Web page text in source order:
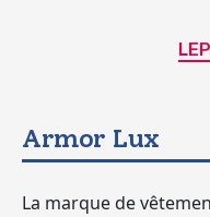
Armor Lux
La marque de